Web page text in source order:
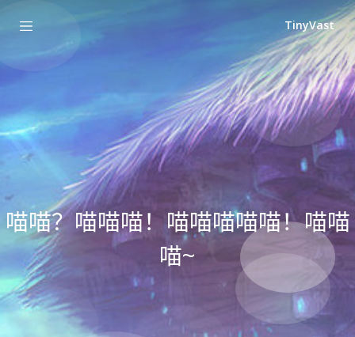
TinyVast
喵喵？喵喵喵！喵喵喵喵喵！喵喵
喵~